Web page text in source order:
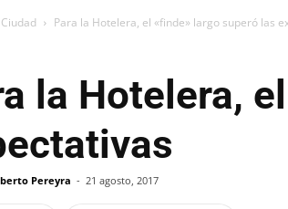
Para la Hotelera, el «finde» largo superó las
la Hotelera,
Pereyra - 21 agosto, 2017